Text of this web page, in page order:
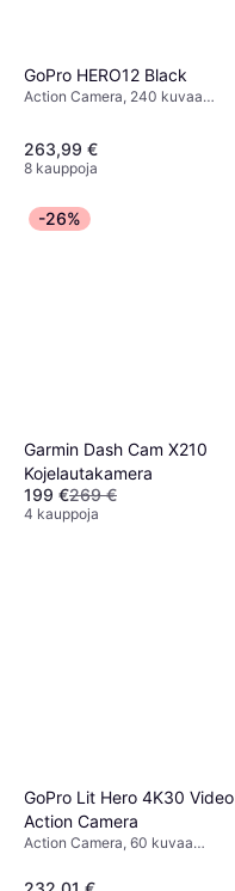
GoPro HERO12 Black
Action Camera, 240 kuvaa
263,99 €
8 kauppoja
-26%
Garmin Dash Cam X210
Kojelautakamera
199 €269 €
4 kauppoja
GoPro Lit Hero 4K30 Video
Action Camera
Action Camera, 60 kuvaa